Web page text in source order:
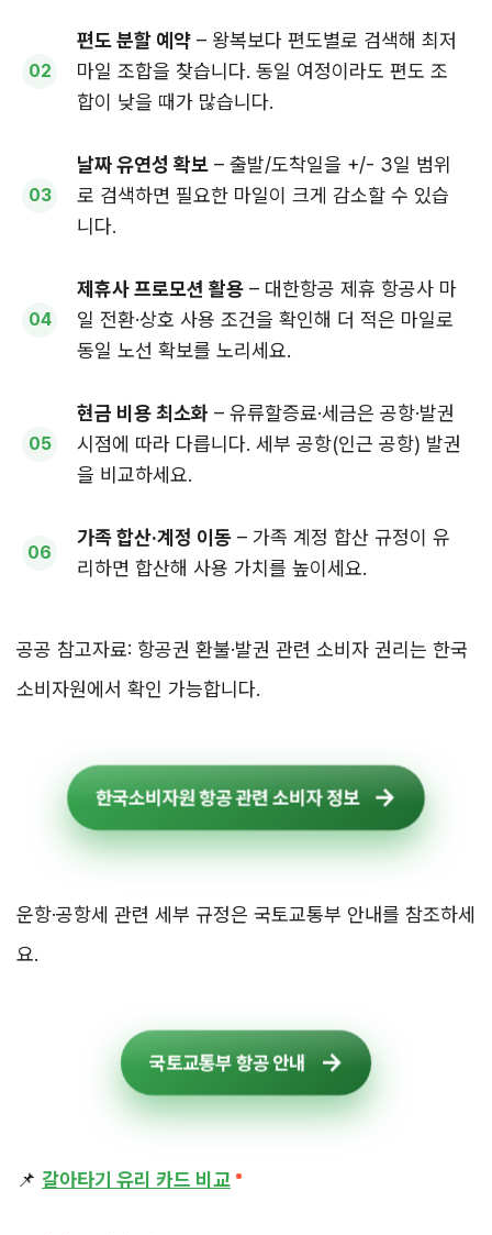
편도 분할 예약 – 왕복보다 편도별로 검색해 최저
마일 조합을 찾습니다. 동일 여정이라도 편도 조
합이 낮을 때가 많습니다.
날짜 유연성 확보 – 출발/도착일을 +/- 3일 범위
로 검색하면 필요한 마일이 크게 감소할 수 있습
니다.
제휴사 프로모션 활용 – 대한항공 제휴 항공사 마
일 전환·상호 사용 조건을 확인해 더 적은 마일로
동일 노선 확보를 노리세요.
현금 비용 최소화 – 유류할증료·세금은 공항·발권
시점에 따라 다릅니다. 세부 공항(인근 공항) 발권
을 비교하세요.
가족 합산·계정 이동 – 가족 계정 합산 규정이 유
리하면 합산해 사용 가치를 높이세요.
공공 참고자료: 항공권 환불·발권 관련 소비자 권리는 한국
소비자원에서 확인 가능합니다.
한국소비자원 항공 관련 소비자 정보
운항·공항세 관련 세부 규정은 국토교통부 안내를 참조하세
요.
국토교통부 항공 안내
📌 갈아타기 유리 카드 비교